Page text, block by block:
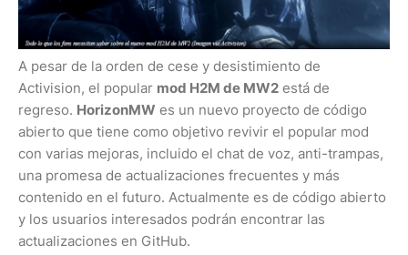
A pesar de la orden de cese y desistimiento de
Activision, el popular mod H2M de MW2 está de
regreso. HorizonMW es un nuevo proyecto de código
abierto que tiene como objetivo revivir el popular mod
con varias mejoras, incluido el chat de voz, anti-trampas,
una promesa de actualizaciones frecuentes y más
contenido en el futuro. Actualmente es de código abierto
y los usuarios interesados ​​podrán encontrar las
actualizaciones en GitHub.